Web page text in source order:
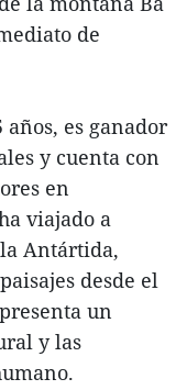
de
es ganador
y cuenta con
en
viajado a
Antártida,
desde el
un
y las